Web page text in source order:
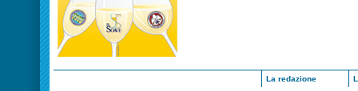
La redazione